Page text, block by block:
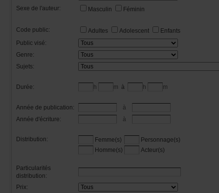
Sexedel'auteur:
Masculin Féminin
Codepublic: Adultes Adolescent
Enfants
Publicvisé:
Genre:
Sujets:
Durée: h m à h m
Annéedepublication:
à
Annéed'écriture:
à
Distribution: Femme(s)
Personnage(s)
Homme(s)
Acteur(s)
Particularités
distribution:
Prix: